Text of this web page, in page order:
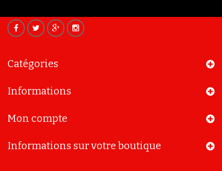
Catégories
Informations
Mon compte
Informations sur votre boutique